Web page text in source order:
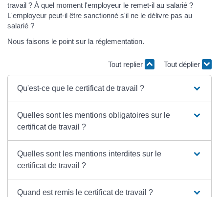
travail ? À quel moment l'employeur le remet-il au salarié ?
L'employeur peut-il être sanctionné s'il ne le délivre pas au
salarié ?
Nous faisons le point sur la réglementation.
Tout replier Tout déplier
Qu'est-ce que le certificat de travail ?
Quelles sont les mentions obligatoires sur le
certificat de travail ?
Quelles sont les mentions interdites sur le
certificat de travail ?
Quand est remis le certificat de travail ?